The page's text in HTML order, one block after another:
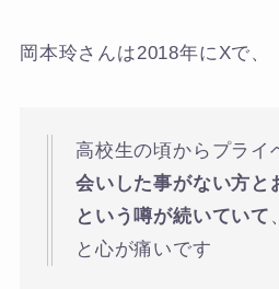
岡本玲さんは2018年にXで、
高校生の頃からプライ
会いした事がない方と
という噂が続いていて
と心が痛いです